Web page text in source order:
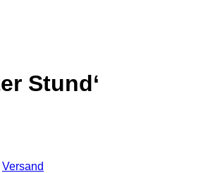
Stund‘
Versand